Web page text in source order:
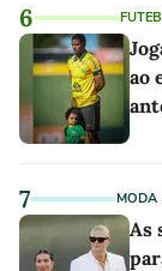
6
ao
7 MODA
As